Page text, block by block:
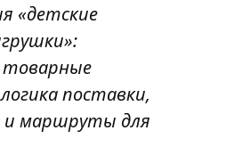
«детские
поставки,
и маршруты для